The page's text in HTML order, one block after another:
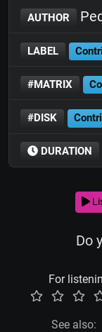
AUTHOR
LABEL
#MATRIX
#DISK
DURATION
Do
For
See also: